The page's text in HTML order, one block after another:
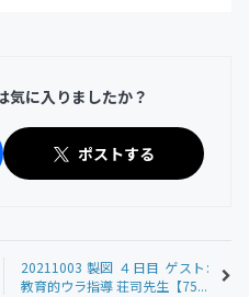
気に入りましたか？
ポストする
20211003 製図 ４日目 ゲスト:
教育的ウラ指導 荘司先生【75...